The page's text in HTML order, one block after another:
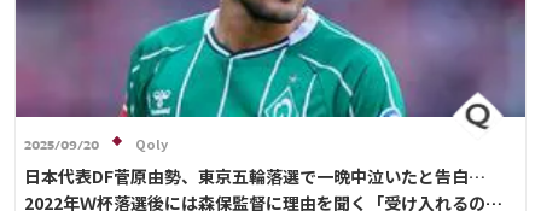
2025/09/20 Qoly
日本代表DF菅原由勢、東京五輪落選で一晩中泣いたと告白…
2022年Ｗ杯落選後には森保監督に理由を聞く「受け入れるのは